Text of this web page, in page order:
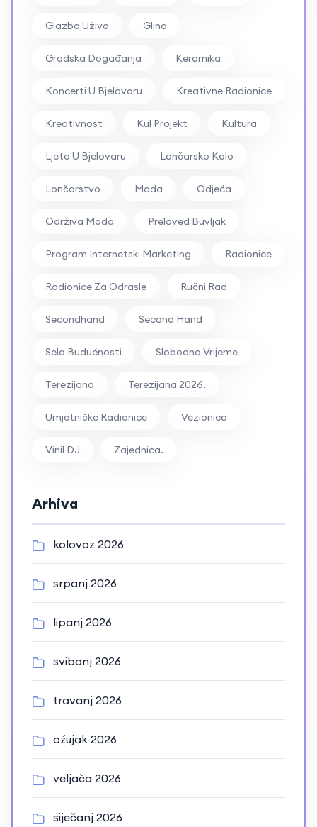
Glazba Uživo Glina
Gradska Događanja Keramika
Koncerti U Bjelovaru Kreativne Radionice
Kreativnost Kul Projekt Kultura
Ljeto U Bjelovaru Lončarsko Kolo
Lončarstvo Moda Odjeća
Održiva Moda Preloved Buvljak
Program Internetski Marketing Radionice
Radionice Za Odrasle Ručni Rad
Secondhand Second Hand
Selo Budućnosti Slobodno Vrijeme
Terezijana Terezijana 2026.
Umjetničke Radionice Vezionica
Vinil DJ Zajednica.
Arhiva
kolovoz 2026
srpanj 2026
lipanj 2026
svibanj 2026
travanj 2026
ožujak 2026
veljača 2026
siječanj 2026